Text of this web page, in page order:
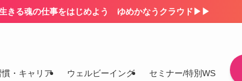
きる魂の仕事をはじめよう ゆめかなうクラウド▶▶
慣・キャリア ウェルビーイング セミナー/特別WS